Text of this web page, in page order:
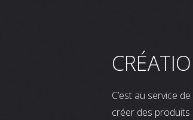
C’est au service
créer des produits